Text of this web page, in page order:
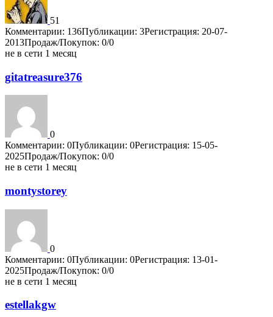
51
Комментарии: 136Публикации: 3Регистрация: 20-07-
2013Продаж/Покупок: 0/0
не в сети 1 месяц
gitatreasure376
0
Комментарии: 0Публикации: 0Регистрация: 15-05-
2025Продаж/Покупок: 0/0
не в сети 1 месяц
montystorey
0
Комментарии: 0Публикации: 0Регистрация: 13-01-
2025Продаж/Покупок: 0/0
не в сети 1 месяц
estellakgw